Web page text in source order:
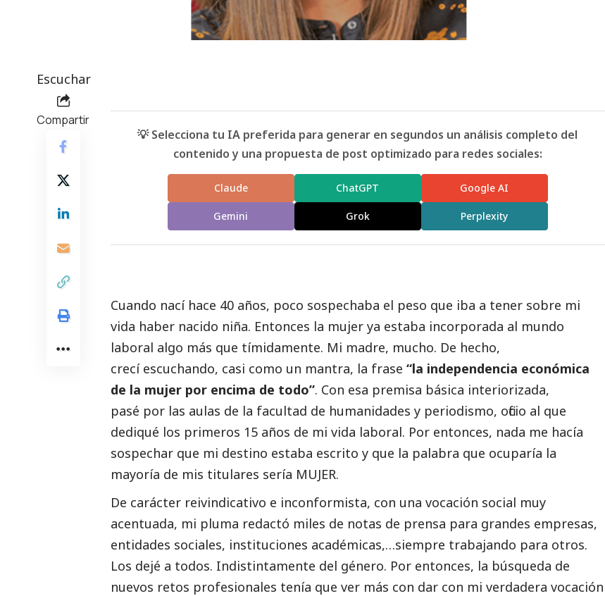
Escuchar
Compartir
💡 Selecciona tu IA preferida para generar en segundos un análisis completo del
contenido y una propuesta de post optimizado para redes sociales:
Claude ChatGPT Google AI
Gemini Grok Perplexity
Cuando nací hace 40 años, poco sospechaba el peso que iba a tener sobre mi
vida haber nacido niña. Entonces la mujer ya estaba incorporada al mundo
laboral algo más que tímidamente. Mi madre, mucho. De hecho,
crecí escuchando, casi como un mantra, la frase “la independencia económica
de la mujer por encima de todo”. Con esa premisa básica interiorizada,
pasé por las aulas de la facultad de humanidades y periodismo, oficio al que
dediqué los primeros 15 años de mi vida laboral. Por entonces, nada me hacía
sospechar que mi destino estaba escrito y que la palabra que ocuparía la
mayoría de mis titulares sería MUJER.
De carácter reivindicativo e inconformista, con una vocación social muy
acentuada, mi pluma redactó miles de notas de prensa para grandes empresas,
entidades sociales, instituciones académicas,…siempre trabajando para otros.
Los dejé a todos. Indistintamente del género. Por entonces, la búsqueda de
nuevos retos profesionales tenía que ver más con dar con mi verdadera vocación